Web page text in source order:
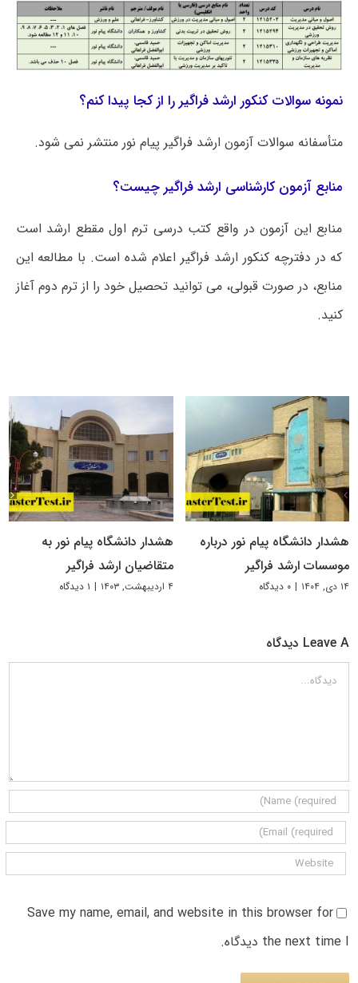
نمونه سوالات کنکور ارشد فراگیر را از کجا پیدا کنم؟
متأسفانه سوالات آزمون ارشد فراگیر پیام نور منتشر نمی شود.
منابع آزمون کارشناسی ارشد فراگیر چیست؟
منابع این آزمون در واقع کتب درسی ترم اول مقطع ارشد است
که در دفترچه کنکور ارشد فراگیر اعلام شده است. با مطالعه این
منابع، در صورت قبولی، می توانید تحصیل خود را از ترم دوم آغاز
کنید.
هشدار دانشگاه پیام نور درباره
موسسات ارشد فراگیر
۱۴ دی, ۱۴۰۴ | ۰ دیدگاه
هشدار دانشگاه پیام نور به
متقاضیان ارشد فراگیر
۴ اردیبهشت, ۱۴۰۳ | ۱ دیدگاه
Leave A دیدگاه
دیدگاه
Save my name, email, and website in this browser for
the next time I دیدگاه.